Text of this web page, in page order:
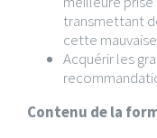
transmettant
cette
Acquérir les
Contenu de la